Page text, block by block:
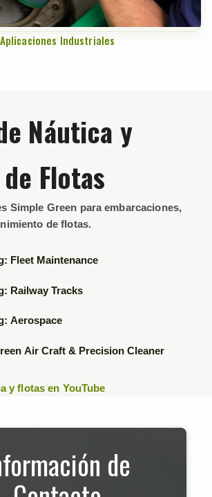
Aplicaciones Industriales
Náutica y
Flotas
Simple Green para embarcaciones,
de flotas.
Fleet Maintenance
Railway Tracks
Aerospace
Air Craft & Precision Cleaner
y flotas en YouTube
de